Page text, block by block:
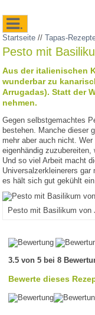
.
Startseite //Tapas-
Pesto mit
Aus der italienischen
wunderbar zu
Arrugadas). Statt der
nehmen.
Gegen selbstgemachtes
bestehen. Manche dieser
mehr aber auch nicht.
eigenhändig
Und so viel Arbeit macht
Universalzerkleinerers gar
es hält sich gut gekühlt
Pesto mit Basilikum von
3.5 von 5 bei 8
Bewerte dieses